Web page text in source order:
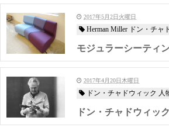
2017年5月2日火曜日
Herman Miller ドン・チャ
モジュラーシーティ
2017年4月20日木曜日
ドン・チャドウィック 人
ドン・チャドウィッ